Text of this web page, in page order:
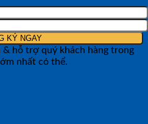
hỗ trợ quý khách hàng trong
nhất có thể.